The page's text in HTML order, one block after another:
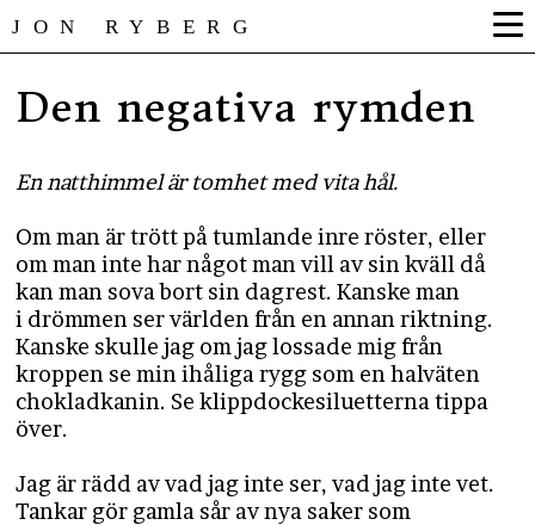
JON RYBERG
Den negativa rymden
En natthimmel är tomhet med vita hål.
Om man är trött på tumlande inre röster, eller
om man inte har något man vill av sin kväll då
kan man sova bort sin dagrest. Kanske man
i drömmen ser världen från en annan riktning.
Kanske skulle jag om jag lossade mig från
kroppen se min ihåliga rygg som en halväten
chokladkanin. Se klippdockesiluetterna tippa
över.
Jag är rädd av vad jag inte ser, vad jag inte vet.
Tankar gör gamla sår av nya saker som